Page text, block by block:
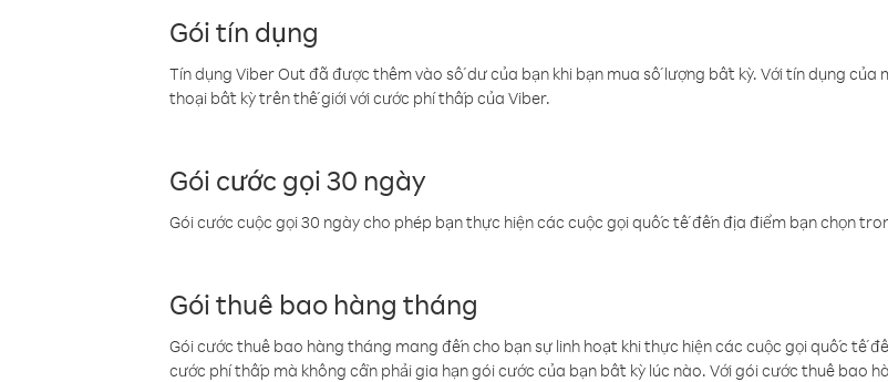
Gói tín dụng
Tín dụng Viber Out đã được thêm vào số dư của bạn khi bạn mua số lượng bất kỳ. Với tín dụng của
thoại bất kỳ trên thế giới với cước phí thấp của Viber.
Gói cước gọi 30 ngày
Gói cước cuộc gọi 30 ngày cho phép bạn thực hiện các cuộc gọi quốc tế đến địa điểm bạn chọn
Gói thuê bao hàng tháng
Gói cước thuê bao hàng tháng mang đến cho bạn sự linh hoạt khi thực hiện các cuộc gọi quốc tế
cước phí thấp mà không cần phải gia hạn gói cước của bạn bất kỳ lúc nào. Với gói cước thuê bao